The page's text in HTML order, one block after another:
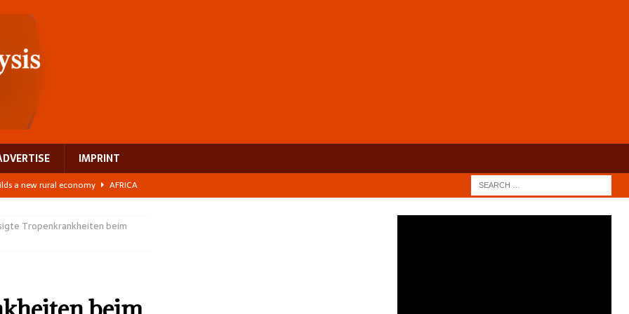
IMPRINT
a new rural economy
AFRICA
2026 Crowns a Historic Night in Frankfurt
Than the Numbers Suggest
Tropenkrankheiten beim